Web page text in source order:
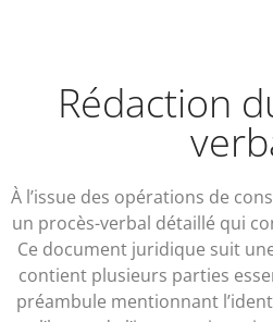
Rédaction
À l’issue des opérations de
un procès-verbal détaillé qui
Ce document juridique suit
contient plusieurs parties
préambule mentionnant